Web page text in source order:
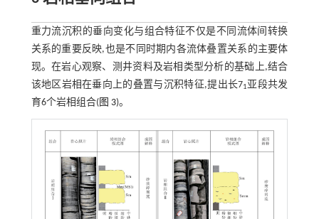
重力流沉积的垂向变化与组合特征不仅是不同流体间转换
关系的重要反映,也是不同时期内各流体叠置关系的主要体
现。在岩心观察、测井资料及岩相类型分析的基础上,结合
该地区岩相在垂向上的叠置与沉积特征,提出长71亚段共发
育6个岩相组合(图 3)。